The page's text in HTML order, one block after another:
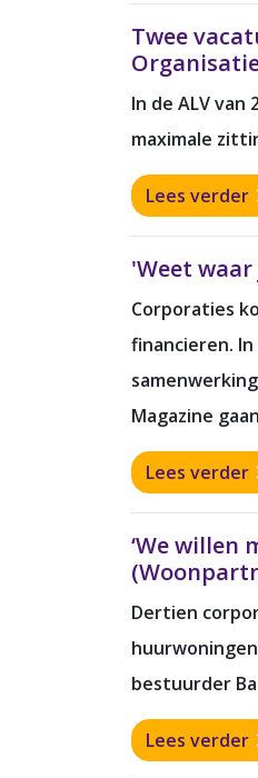
Twee
In de ALV
maximale
Lees verder
'Weet
Corporaties
financieren.
Magazine
Lees verder
‘We willen
Dertien
bestuurder
Lees verder